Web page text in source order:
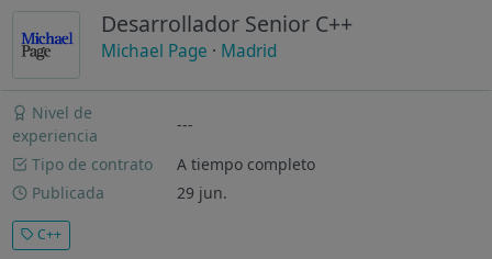
Desarrollador Senior C++
Michael Page · Madrid
Nivel de
experiencia
---
Tipo de contrato
A tiempo completo
Publicada
29 jun.
C++